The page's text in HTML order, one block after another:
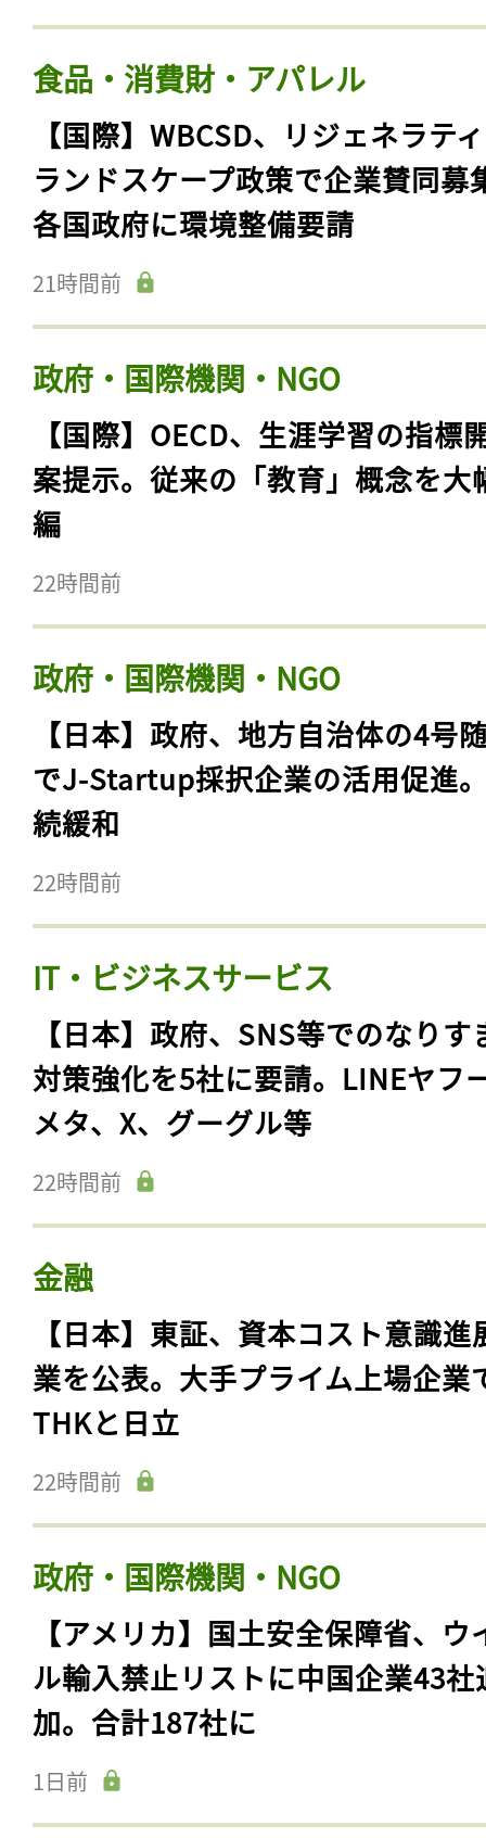
食品・消費財・アパレル
【国際】WBCSD、リジェネラテ
ランドスケープ政策で企業賛同募
各国政府に環境整備要請
21時間前
政府・国際機関・NGO
【国際】OECD、生涯学習の指標
案提示。従来の「教育」概念を大
編
22時間前
政府・国際機関・NGO
【日本】政府、地方自治体の4号
でJ-Startup採択企業の活用促進
続緩和
22時間前
IT・ビジネスサービス
【日本】政府、SNS等でのなりす
対策強化を5社に要請。LINEヤフ
メタ、X、グーグル等
22時間前
金融
【日本】東証、資本コスト意識進
業を公表。大手プライム上場企業
THKと日立
22時間前
政府・国際機関・NGO
【アメリカ】国土安全保障省、ウ
ル輸入禁止リストに中国企業43社
加。合計187社に
1日前